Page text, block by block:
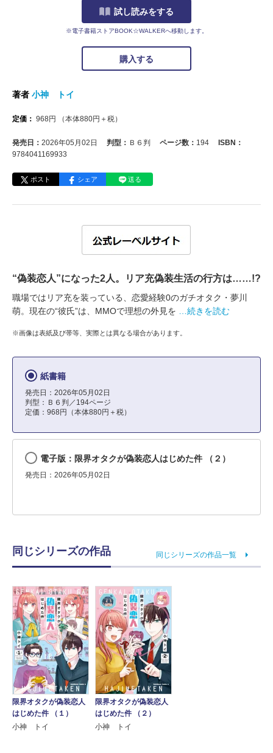
試し読みをする
※電子書籍ストアBOOK☆WALKERへ移動します。
購入する
著者 小神 トイ
定価： 968円 （本体880円＋税）
発売日： 2026年05月02日 判型： Ｂ６判 ページ数： 194
ISBN：
9784041169933
ポスト シェア 送る
“偽装恋人”になった2人。リア充偽装生活の行方は……!?
職場ではリア充を装っている、恋愛経験0のガチオタク・夢川
萌。現在の“彼氏”は、MMOで理想の外見を
…続きを読む
※画像は表紙及び帯等、実際とは異なる場合があります。
紙書籍
発売日：2026年05月02日
判型：Ｂ６判／194ページ
定価：968円（本体880円＋税）
電子版：限界オタクが偽装恋人はじめた件 （２）
発売日：2026年05月02日
同じシリーズの作品 同じシリーズの作品一覧
限界オタクが偽装恋人
はじめた件 （１）
小神 トイ
限界オタクが偽装恋人
はじめた件 （２）
小神 トイ